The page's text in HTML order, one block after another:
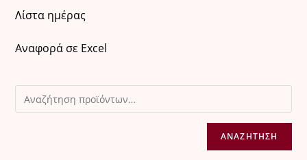
Λίστα ημέρας
Αναφορά σε Excel
ΑΝΑΖΉΤΗΣΗ